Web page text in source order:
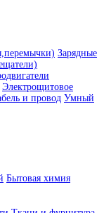
Зарядные
Электрощитовое
и провод Умный
Бытовая химия